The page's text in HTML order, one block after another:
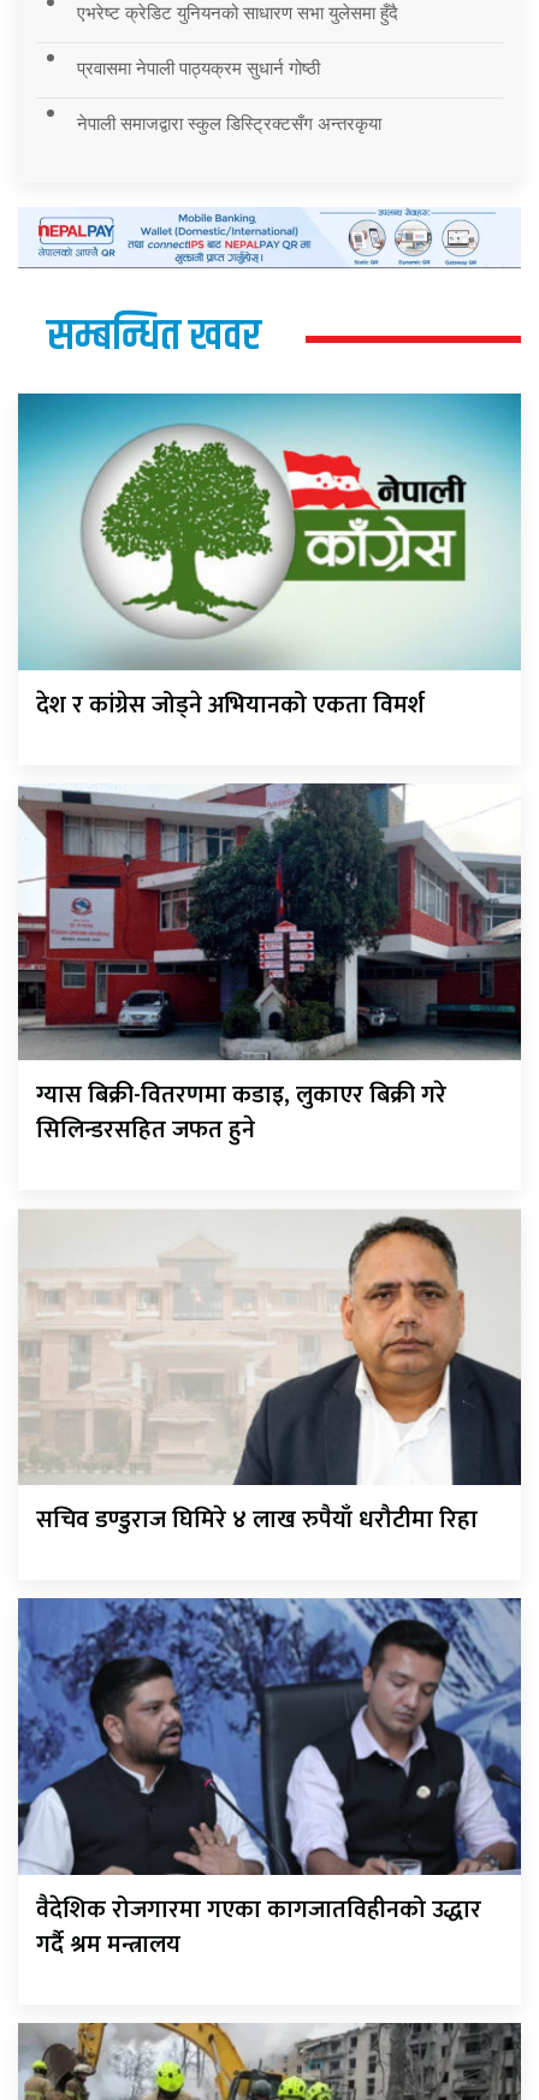
एभरेष्ट क्रेडिट युनियनको साधारण सभा युलेसमा हुँदै
प्रवासमा नेपाली पाठ्यक्रम सुधार्न गोष्ठी
नेपाली समाजद्वारा स्कुल डिस्ट्रिक्टसँग अन्तरकृया
सम्बन्धित खवर
देश र कांग्रेस जोड्ने अभियानको एकता विमर्श
ग्यास बिक्री-वितरणमा कडाइ, लुकाएर बिक्री गरे
सिलिन्डरसहित जफत हुने
सचिव डण्डुराज घिमिरे ४ लाख रुपैयाँ धरौटीमा रिहा
वैदेशिक रोजगारमा गएका कागजातविहीनको उद्धार
गर्दै श्रम मन्त्रालय